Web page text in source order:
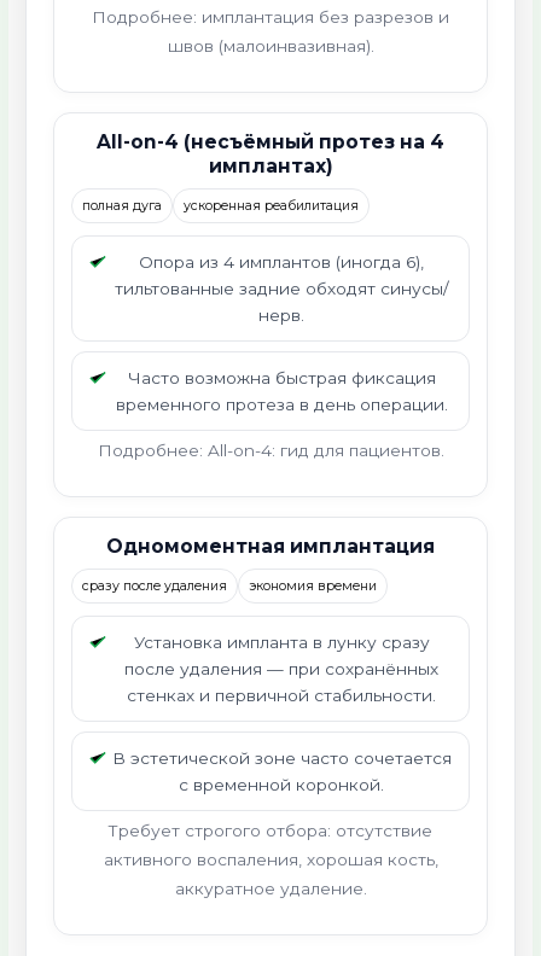
Подробнее: имплантация без разрезов и
швов (малоинвазивная).
All-on-4 (несъёмный протез на 4
имплантах)
полная дуга ускоренная реабилитация
Опора из 4 имплантов (иногда 6),
тильтованные задние обходят синусы/
нерв.
Часто возможна быстрая фиксация
временного протеза в день операции.
Подробнее: All-on-4: гид для пациентов.
Одномоментная имплантация
сразу после удаления экономия времени
Установка импланта в лунку сразу
после удаления — при сохранённых
стенках и первичной стабильности.
В эстетической зоне часто сочетается
с временной коронкой.
Требует строгого отбора: отсутствие
активного воспаления, хорошая кость,
аккуратное удаление.